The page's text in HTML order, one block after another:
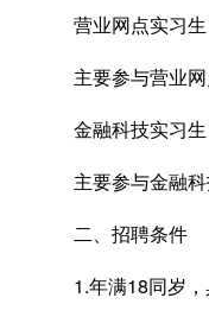
营业网点实习生
主要参与营业
金融科技实习生
主要参与金融
二、招聘条件
1.年满18同岁